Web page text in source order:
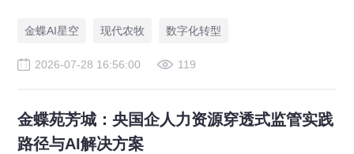
金蝶AI星空
现代农牧 数字化转型
2026-07-28 16:56:00 119
金蝶苑芳城：央国企人力资源穿透式监管实践
路径与AI解决方案